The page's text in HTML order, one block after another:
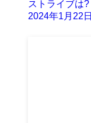
ストライブは?
2024年1月22日